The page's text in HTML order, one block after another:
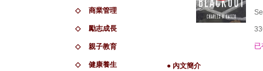
◇ 商業管理
◇ 勵志成長
◇ 親子教育
◇ 健康養生 ● 內文簡介